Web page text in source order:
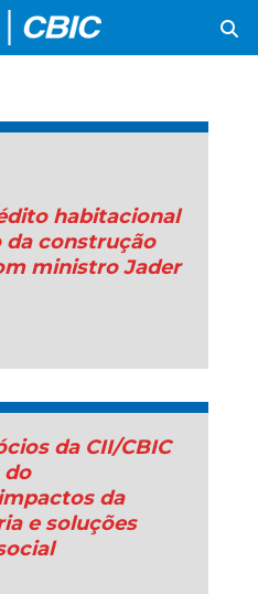
habitacional
da construção
ministro Jader
da CII/CBIC
do
da
e soluções